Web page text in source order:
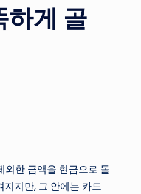
하게 골
외한 금액을 현금으로 돌
지지만, 그 안에는 카드